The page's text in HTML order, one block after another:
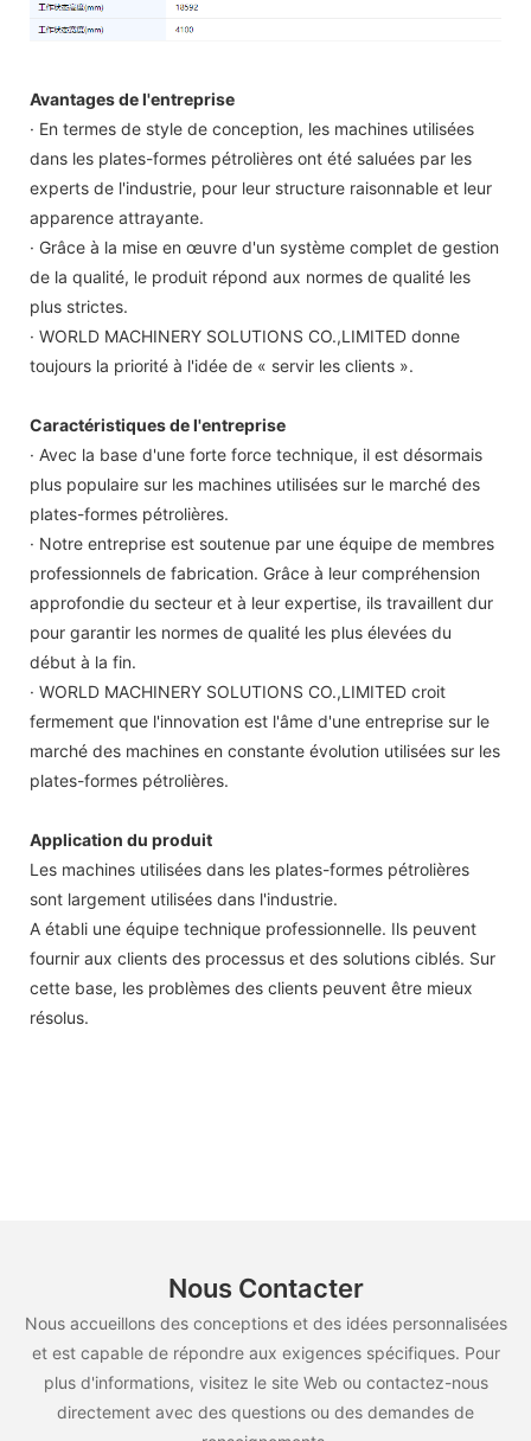
Avantages de l'entreprise
· En termes de style de conception, les machines utilisées
dans les plates-formes pétrolières ont été saluées par les
experts de l'industrie, pour leur structure raisonnable et leur
apparence attrayante.
· Grâce à la mise en œuvre d'un système complet de gestion
de la qualité, le produit répond aux normes de qualité les
plus strictes.
· WORLD MACHINERY SOLUTIONS CO.,LIMITED donne
toujours la priorité à l'idée de « servir les clients ».
Caractéristiques de l'entreprise
· Avec la base d'une forte force technique, il est désormais
plus populaire sur les machines utilisées sur le marché des
plates-formes pétrolières.
· Notre entreprise est soutenue par une équipe de membres
professionnels de fabrication. Grâce à leur compréhension
approfondie du secteur et à leur expertise, ils travaillent dur
pour garantir les normes de qualité les plus élevées du
début à la fin.
· WORLD MACHINERY SOLUTIONS CO.,LIMITED croit
fermement que l'innovation est l'âme d'une entreprise sur le
marché des machines en constante évolution utilisées sur les
plates-formes pétrolières.
Application du produit
Les machines utilisées dans les plates-formes pétrolières
sont largement utilisées dans l'industrie.
A établi une équipe technique professionnelle. Ils peuvent
fournir aux clients des processus et des solutions ciblés. Sur
cette base, les problèmes des clients peuvent être mieux
résolus.
Nous Contacter
Nous accueillons des conceptions et des idées personnalisées
et est capable de répondre aux exigences spécifiques. Pour
plus d'informations, visitez le site Web ou contactez-nous
directement avec des questions ou des demandes de